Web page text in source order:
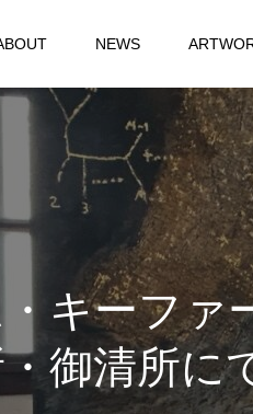
NEWS
・キーフ
御清所に